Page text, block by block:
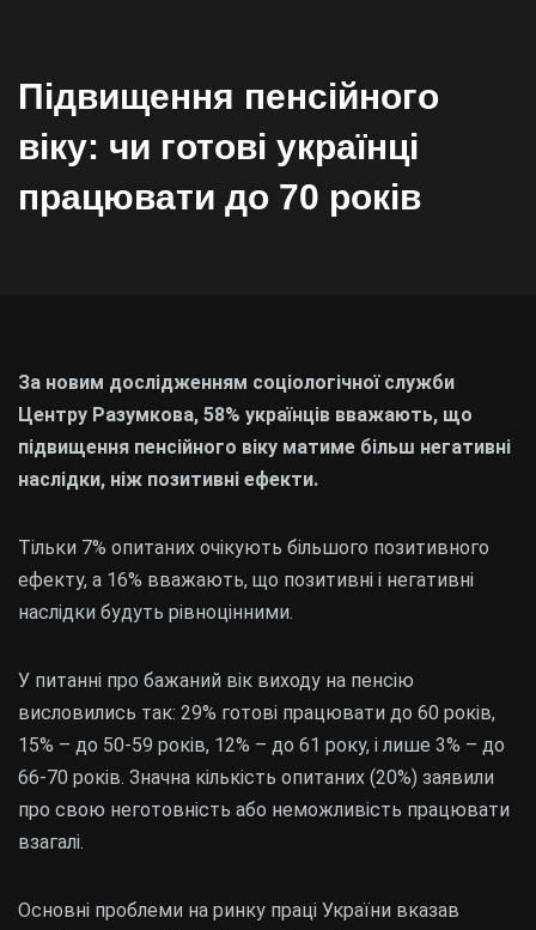
Підвищення пенсійного
віку: чи готові українці
працювати до 70 років
За новим дослідженням соціологічної служби
Центру Разумкова, 58% українців вважають, що
підвищення пенсійного віку матиме більш негативні
наслідки, ніж позитивні ефекти.
Тільки 7% опитаних очікують більшого позитивного
ефекту, а 16% вважають, що позитивні і негативні
наслідки будуть рівноцінними.
У питанні про бажаний вік виходу на пенсію
висловились так: 29% готові працювати до 60 років,
15% – до 50-59 років, 12% – до 61 року, і лише 3% – до
66-70 років. Значна кількість опитаних (20%) заявили
про свою неготовність або неможливість працювати
взагалі.
Основні проблеми на ринку праці України вказав